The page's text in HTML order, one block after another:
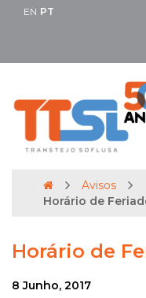
EN PT
Avisos
Horário de
Horário de
8 Junho, 2017